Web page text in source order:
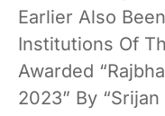
Earlier Also
Institutions Of
Awarded
2023” By “Srijan